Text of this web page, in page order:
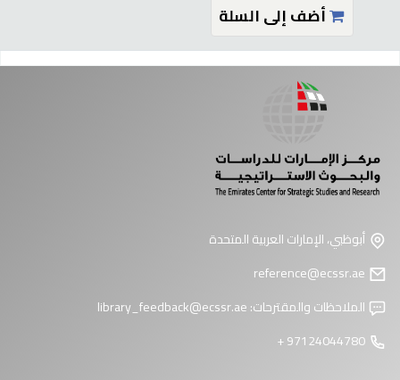
أضف إلى السلة
أبوظبي، الإمارات العربية المتحدة
الملاحظات والمقترحات:library_feedback@ecssr.ae